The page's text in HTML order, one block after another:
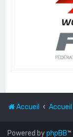
Accueil Accueil
Powered byphpBB™